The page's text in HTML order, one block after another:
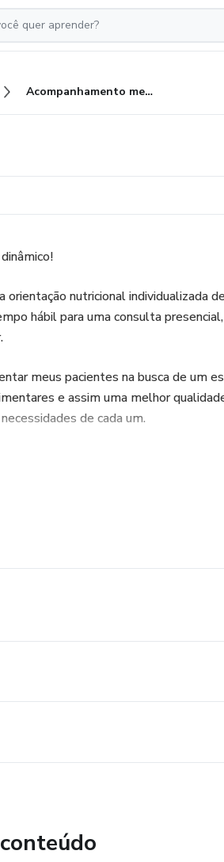
Acompanhamento mensal
nutricional individualizada
hábil para uma consulta
meus pacientes na busca de um
e assim uma melhor
de cada um.
line via video (WhatsApp ou Zoom)